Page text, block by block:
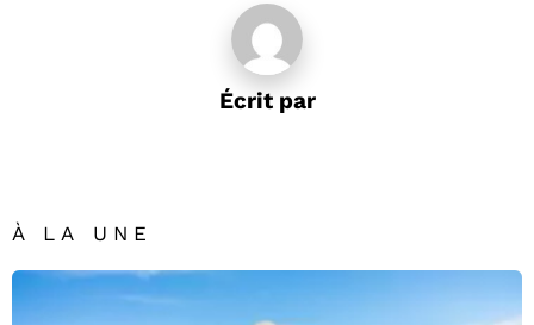
Écrit par
À LA UNE